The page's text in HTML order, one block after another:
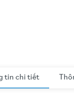
tin chi tiết